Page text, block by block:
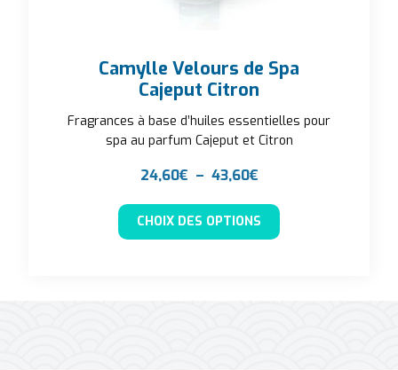
Camylle Velours de Spa
Cajeput Citron
Fragrances à base d’huiles essentielles pour
spa au parfum Cajeput et Citron
24,60€ – 43,60€Plage de prix :
CHOIX DES OPTIONS